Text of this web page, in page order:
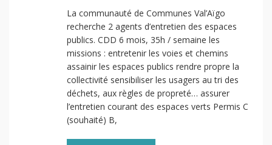
La communauté de Communes Val’Aïgo
recherche 2 agents d’entretien des espaces
publics. CDD 6 mois, 35h / semaine les
missions : entretenir les voies et chemins
assainir les espaces publics rendre propre la
collectivité sensibiliser les usagers au tri des
déchets, aux règles de propreté… assurer
l’entretien courant des espaces verts Permis C
(souhaité) B,